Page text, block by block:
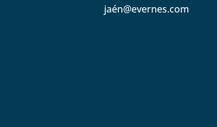
jaén@evernes.com